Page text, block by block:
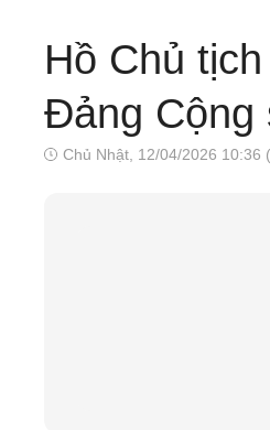
Hồ Chủ
Đảng Cộng
Chủ Nhật, 12/04/2026 10:36